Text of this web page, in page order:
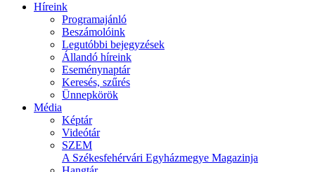
Híreink
Programajánló
Beszámolóink
Legutóbbi bejegyzések
Állandó híreink
Eseménynaptár
Keresés, szűrés
Ünnepkörök
Média
Képtár
Videótár
SZEM
A Székesfehérvári Egyházmegye Magazinja